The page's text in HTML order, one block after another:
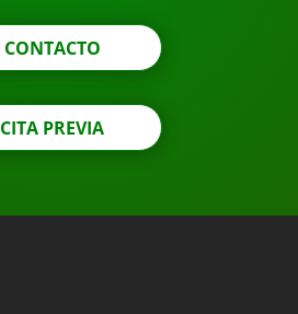
CONTACTO
CITA PREVIA